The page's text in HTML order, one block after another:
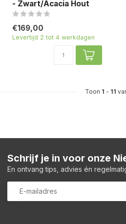
- Zwart/Acacia Hout
€169,00
Levertijd 2 tot 4 werkdagen
Toon 1 - 11
Schrijf je in voor onze
En ontvang tips, advies én